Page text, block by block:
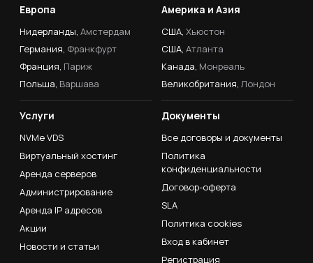
Европа
Нидерланды, Амстердам
Германия, Франкфурт
Франция, Париж
Польша, Варшава
Америка и Азия
США, Хьюстон
США, Атланта
Канада, Монреаль
Великобритания, Лондон
Услуги
NVMe VDS
Виртуальный хостинг
Аренда серверов
Администрирование
Аренда IP адресов
Акции
Новости и статьи
Документы
Все договоры и документы
Политика
конфиденциальности
Договор-оферта
SLA
Политика cookies
Вход в кабинет
Регистрация